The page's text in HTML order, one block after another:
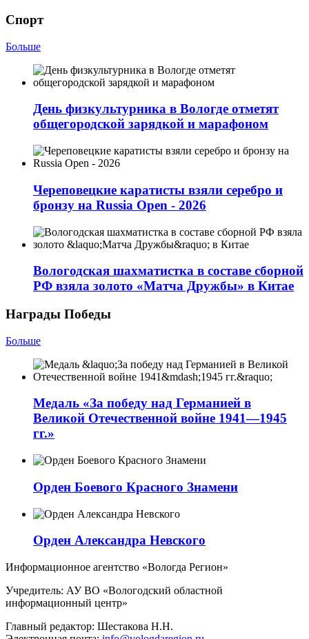
Спорт
Больше
День физкультурника в Вологде отметят
общегородской зарядкой и марафоном
Череповецкие каратисты взяли серебро и
бронзу на Russia Open - 2026
Вологодская шахматистка в составе сборной
РФ взяла золото «Матча Дружбы» в Китае
Награды Победы
Больше
Медаль «За победу над Германией в
Великой Отечественной войне 1941—1945
гг.»
Орден Боевого Красного Знамени
Орден Александра Невского
Информационное агентство «Вологда Регион»
Учредитель: АУ ВО «Вологодский областной
информационный центр»
Главный редактор: Шестакова Н.Н.